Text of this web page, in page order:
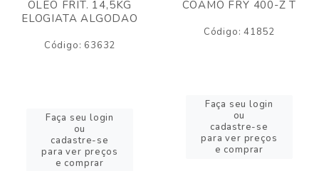
OLEO FRIT. 14,5KG
ELOGIATA ALGODAO
Código: 63632
Faça seu login
ou
cadastre-se
para ver preços
e comprar
COAMO FRY 400-Z T
Código: 41852
Faça seu login
ou
cadastre-se
para ver preços
e comprar